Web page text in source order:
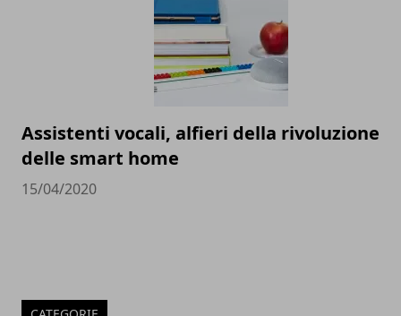
Assistenti vocali, alfieri della rivoluzione
delle smart home
15/04/2020